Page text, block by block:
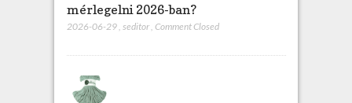
mérlegelni 2026-ban?
2026-06-29 seditor Comment Closed